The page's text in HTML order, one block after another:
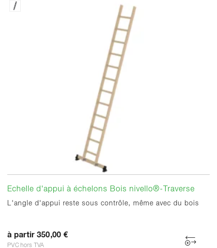
Echelle d'appui à échelons Bois nivello®-Traverse
L'angle d'appui reste sous contrôle, même avec du bois
à partir 350,00 €
PVC hors TVA